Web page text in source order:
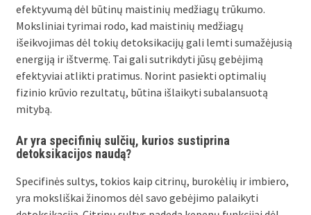
efektyvumą dėl būtinų maistinių medžiagų trūkumo.
Moksliniai tyrimai rodo, kad maistinių medžiagų
išeikvojimas dėl tokių detoksikacijų gali lemti sumažėjusią
energiją ir ištvermę. Tai gali sutrikdyti jūsų gebėjimą
efektyviai atlikti pratimus. Norint pasiekti optimalių
fizinio krūvio rezultatų, būtina išlaikyti subalansuotą
mitybą.
Ar yra specifinių sulčių, kurios sustiprina
detoksikacijos naudą?
Specifinės sultys, tokios kaip citrinų, burokėlių ir imbiero,
yra moksliškai žinomos dėl savo gebėjimo palaikyti